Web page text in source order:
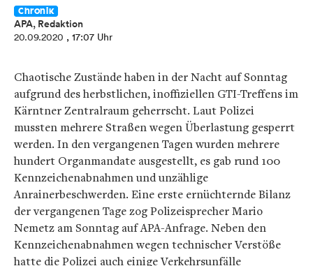
Chronik
APA, Redaktion
20.09.2020 , 17:07 Uhr
Chaotische Zustände haben in der Nacht auf Sonntag
aufgrund des herbstlichen, inoffiziellen GTI-Treffens im
Kärntner Zentralraum geherrscht. Laut Polizei
mussten mehrere Straßen wegen Überlastung gesperrt
werden. In den vergangenen Tagen wurden mehrere
hundert Organmandate ausgestellt, es gab rund 100
Kennzeichenabnahmen und unzählige
Anrainerbeschwerden. Eine erste ernüchternde Bilanz
der vergangenen Tage zog Polizeisprecher Mario
Nemetz am Sonntag auf APA-Anfrage. Neben den
Kennzeichenabnahmen wegen technischer Verstöße
hatte die Polizei auch einige Verkehrsunfälle